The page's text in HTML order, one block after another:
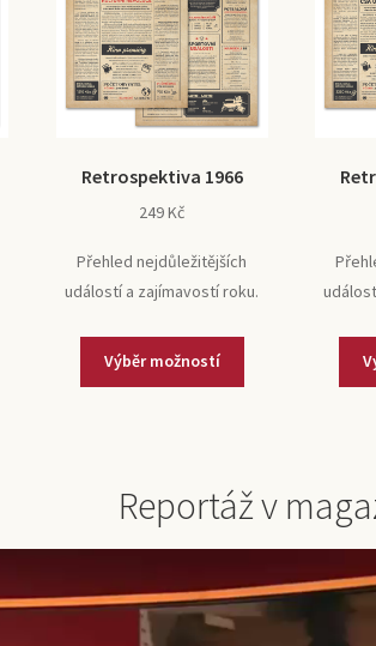
Retrospektiva 1966
249Kč
Přehled nejdůležitějších
událostí a zajímavostí roku.
Výběr možností
Reportáž v